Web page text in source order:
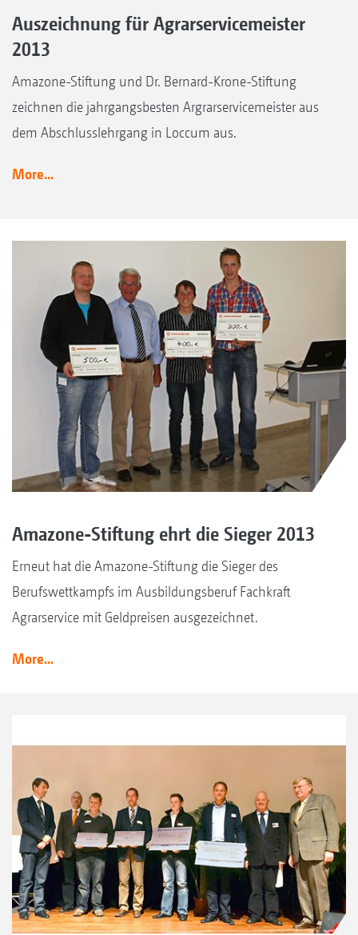
Auszeichnung für Agrarservicemeister
2013
Amazone-Stiftung und Dr. Bernard-Krone-Stiftung
zeichnen die jahrgangsbesten Argrarservicemeister aus
dem Abschlusslehrgang in Loccum aus.
More...
Amazone-Stiftung ehrt die Sieger 2013
Erneut hat die Amazone-Stiftung die Sieger des
Berufswettkampfs im Ausbildungsberuf Fachkraft
Agrarservice mit Geldpreisen ausgezeichnet.
More...